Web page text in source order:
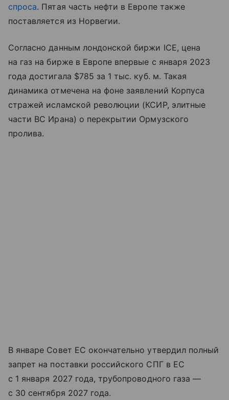
спроса. Пятая часть нефти в Европе также
поставляется из Норвегии.
Согласно данным лондонской биржи ICE, цена
на газ на бирже в Европе впервые с января 2023
года достигала $785 за 1 тыс. куб. м. Такая
динамика отмечена на фоне заявлений Корпуса
стражей исламской революции (КСИР, элитные
части ВС Ирана) о перекрытии Ормузского
пролива.
В январе Совет ЕС окончательно утвердил полный
запрет на поставки российского СПГ в ЕС
с 1 января 2027 года, трубопроводного газа —
с 30 сентября 2027 года.